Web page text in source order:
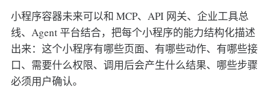
小程序容器未来可以和 MCP、API 网关、企业工具总
线、Agent 平台结合，把每个小程序的能力结构化描述
出来：这个小程序有哪些页面、有哪些动作、有哪些接
口、需要什么权限、调用后会产生什么结果、哪些步骤
必须用户确认。